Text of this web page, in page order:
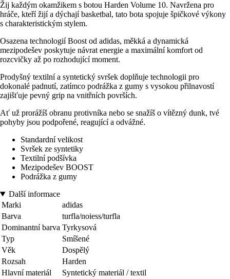
Žij každým okamžikem s botou Harden Volume 10. Navržena pro
hráče, kteří žijí a dýchají basketbal, tato bota spojuje špičkové výkony
s charakteristickým stylem.
Osazena technologií Boost od adidas, měkká a dynamická
mezipodešev poskytuje návrat energie a maximální komfort od
rozcvičky až po rozhodující moment.
Prodyšný textilní a syntetický svršek doplňuje technologii pro
dokonalé padnutí, zatímco podrážka z gumy s vysokou přilnavostí
zajišťuje pevný grip na vnitřních površích.
Ať už prorážíš obranu protivníka nebo se snažíš o vítězný dunk, tvé
pohyby jsou podpořené, reagující a odvážné.
Standardní velikost
Svršek ze syntetiky
Textilní podšívka
Mezipodešev BOOST
Podrážka z gumy
Další informace
Marki
adidas
Barva
turfla/noiess/turfla
Dominantní barva Tyrkysová
Typ
Smíšené
Věk
Dospělý
Rozsah
Harden
Hlavní materiál
Syntetický materiál / textil